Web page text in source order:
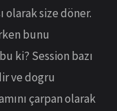
olarak size döner.
bunu
ki? Session bazı
ve dogru
çarpan olarak